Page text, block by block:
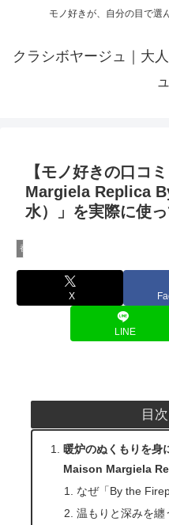
モノ好きが、自分の目で選
クラシボヤージュ｜大
【モノ好きの口コ
Margiela Replica
水）」を実際に使
香水のレビュー
X
LINE
目次
暖炉のぬくもりを身
Maison Margiela
なぜ「By the
温もりと深みを纏